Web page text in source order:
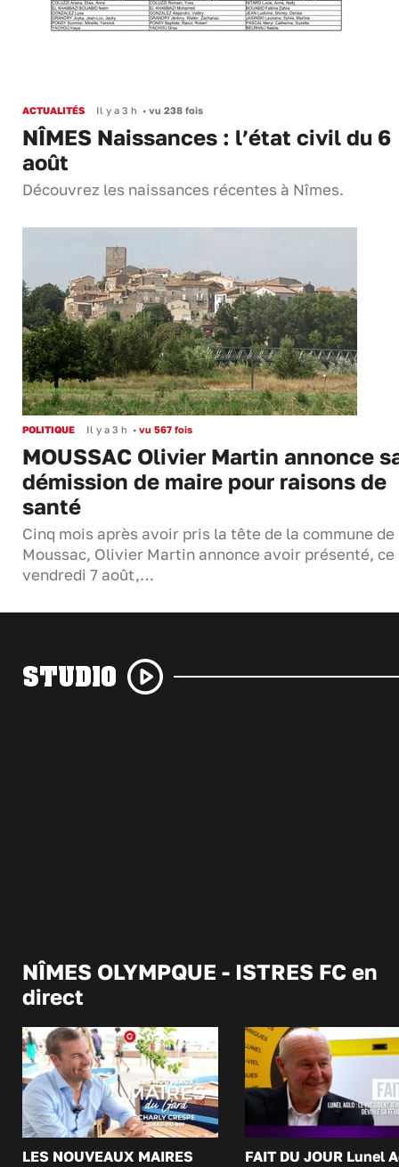
ACTUALITÉS Il y a 3 h • vu 238 fois
NÎMES Naissances : l’état civil du 6
août
Découvrez les naissances récentes à Nîmes.
POLITIQUE Il y a 3 h • vu 567 fois
MOUSSAC Olivier Martin annonce
démission de maire pour raisons de
santé
Cinq mois après avoir pris la tête de la commune de
Moussac, Olivier Martin annonce avoir présenté, ce
vendredi 7 août,…
STUDIO
NÎMES OLYMPQUE - ISTRES FC en
direct
LES NOUVEAUX MAIRES
FAIT DU JOUR Lunel